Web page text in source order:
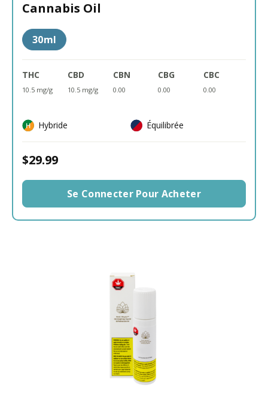
Cannabis Oil
30ml
THC
10.5 mg/g
CBD
10.5 mg/g
CBN
0.00
CBG
0.00
CBC
0.00
Hybride Équilibrée
$29.99
Se Connecter Pour Acheter